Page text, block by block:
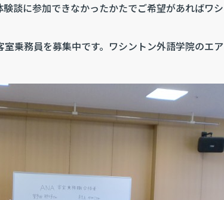
談に参加できなかったかたでご希望があればワ
乗務員を募集中です。ワシントン外語学院のエ